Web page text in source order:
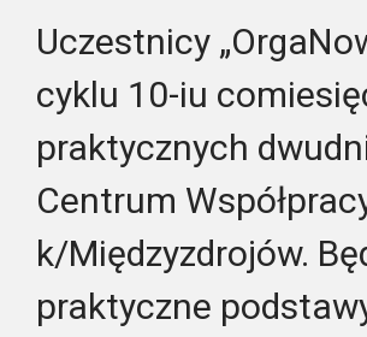
Uczestnicy
cyklu 10-iu
praktycznych
Centrum
k/Międzyzdrojów.
praktyczne